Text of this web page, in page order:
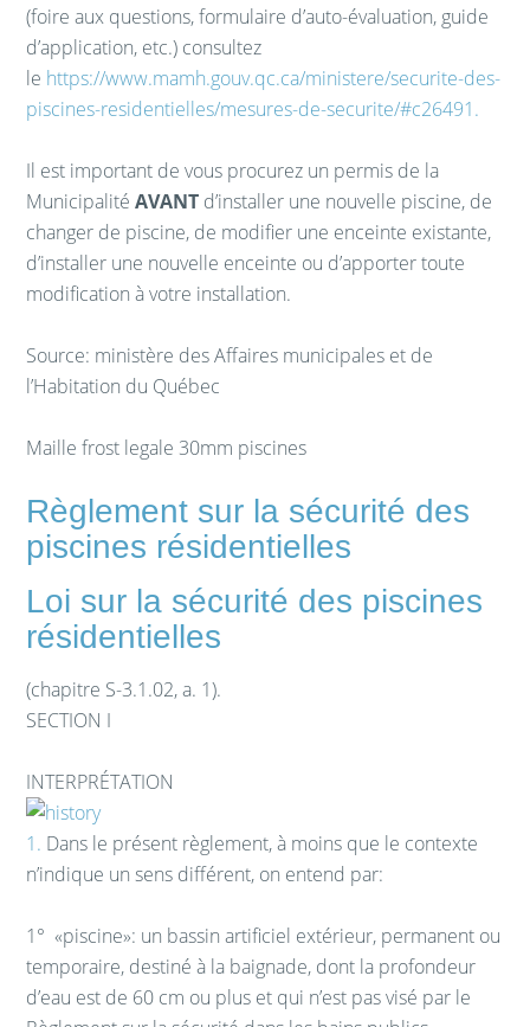
(foire aux questions, formulaire d’auto-évaluation, guide
d’application, etc.) consultez
le https://www.mamh.gouv.qc.ca/ministere/securite-des-
piscines-residentielles/mesures-de-securite/#c26491.
Il est important de vous procurez un permis de la
MunicipalitéAVANT d’installer une nouvelle piscine, de
changer de piscine, de modifier une enceinte existante,
d’installer une nouvelle enceinte ou d’apporter toute
modification à votre installation.
Source: ministère des Affaires municipales et de
l’Habitation du Québec
Maille frost legale 30mm piscines
Règlement sur la sécurité des
piscines résidentielles
Loi sur la sécurité des piscines
résidentielles
(chapitre S-3.1.02, a. 1).
SECTION I
INTERPRÉTATION
1. Dans le présent règlement, à moins que le contexte
n’indique un sens différent, on entend par:
1° «piscine»: un bassin artificiel extérieur, permanent ou
temporaire, destiné à la baignade, dont la profondeur
d’eau est de 60 cm ou plus et qui n’est pas visé par le